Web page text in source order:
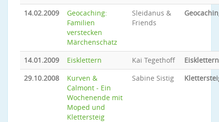
14.02.2009
Geocaching:
Familien
verstecken
Märchenschatz
Sleidanus &
Friends
14.01.2009 Eisklettern Kai Tegethoff
Eisklettern
29.10.2008
Kurven &
Calmont - Ein
Wochenende mit
Moped und
Klettersteig
Sabine Sistig